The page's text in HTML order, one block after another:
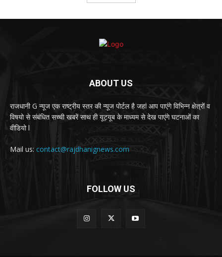
ABOUT US
राजधानी G न्यूज एक राष्ट्रीय स्तर की न्यूज पोर्टल है जहां आप पाएंगे विभिन्न क्षेत्रों व
विषयो से संबंधित सच्ची खबरें साथ ही यूट्यूब के माध्यम से देख पाएंगे घटनाओं का
वीडियो l
Mail us: contact@rajdhanignews.com
FOLLOW US